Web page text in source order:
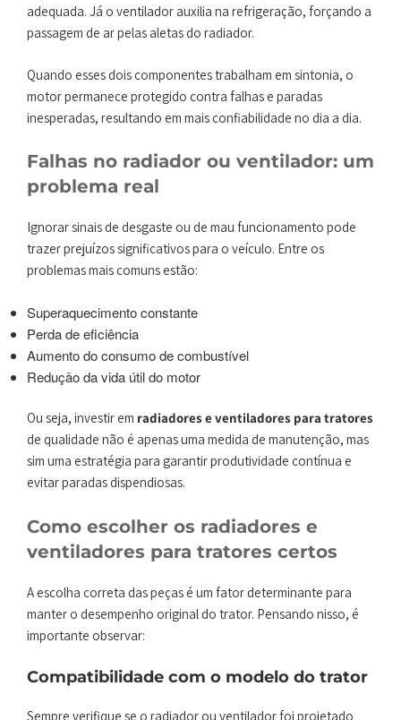
adequada. Já o ventilador auxilia na refrigeração, forçando a
passagem de ar pelas aletas do radiador.
Quando esses dois componentes trabalham em sintonia, o
motor permanece protegido contra falhas e paradas
inesperadas, resultando em mais confiabilidade no dia a dia.
Falhas no radiador ou ventilador: um
problema real
Ignorar sinais de desgaste ou de mau funcionamento pode
trazer prejuízos significativos para o veículo. Entre os
problemas mais comuns estão:
Superaquecimento constante
Perda de eficiência
Aumento do consumo de combustível
Redução da vida útil do motor
Ou seja, investir em radiadores e ventiladores para tratores
de qualidade não é apenas uma medida de manutenção, mas
sim uma estratégia para garantir produtividade contínua e
evitar paradas dispendiosas.
Como escolher os radiadores e
ventiladores para tratores certos
A escolha correta das peças é um fator determinante para
manter o desempenho original do trator. Pensando nisso, é
importante observar:
Compatibilidade com o modelo do trator
Sempre verifique se o radiador ou ventilador foi projetado